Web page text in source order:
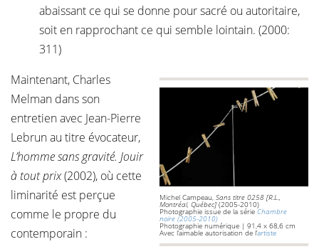
abaissant ce qui se donne pour sacré ou autoritaire,
soit en rapprochant ce qui semble lointain. (2000:
311)
Michel Campeau, Sans titre 0258 [R.L.,
Montréal, Québec] (2005-2010)
Photographie issue de la série Chambre
noire (2005-2010)
Photographie numérique | 91,4 x 68,6 cm
Avec l’aimable autorisation de l’artiste
Maintenant, Charles
Melman dans son
entretien avec Jean-Pierre
Lebrun au titre évocateur,
L’homme sans gravité. Jouir
à tout prix(2002), où cette
liminarité est perçue
comme le propre du
contemporain :